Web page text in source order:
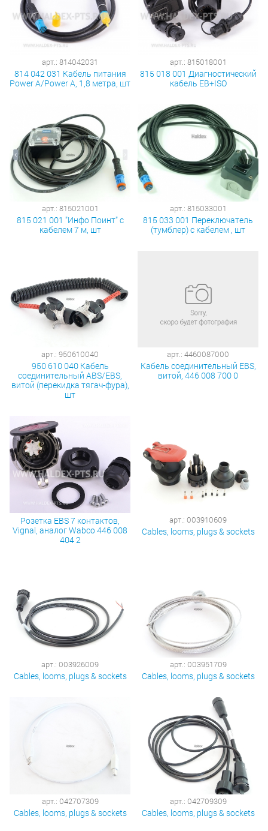
арт.: 814042031
814 042 031 Кабель питания
Power A/Power A, 1,8 метра, шт
арт.: 815018001
815 018 001 Диагностический
кабель EB+ISO
арт.: 815021001
815 021 001 "Инфо Поинт" с
кабелем 7 м, шт
арт.: 815033001
815 033 001 Переключатель
(тумблер) с кабелем , шт
арт.: 950610040
950 610 040 Кабель
соединительный ABS/EBS,
витой (перекидка тягач-фура),
шт
арт.: 4460087000
Кабель соединительный EBS,
витой, 446 008 700 0
Розетка EBS 7 контактов,
Vignal, аналог Wabco 446 008
404 2
арт.: 003910609
Cables, looms, plugs & sockets
арт.: 003926009
Cables, looms, plugs & sockets
арт.: 003951709
Cables, looms, plugs & sockets
арт.: 042707309
Cables, looms, plugs & sockets
арт.: 042709309
Cables, looms, plugs & sockets